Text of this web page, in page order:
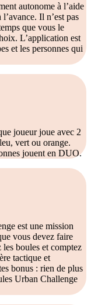
autonome à l’aide
Il n’est pas
que vous le
L’application est
et les personnes qui
joueur joue avec 2
vert ou orange.
jouent en DUO.
est une mission
vous devez faire
boules et comptez
tactique et
bonus : rien de plus
Urban Challenge